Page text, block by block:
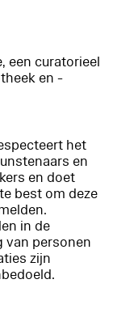
een curatorieel
en -
het
en
en doet
best om deze
in de
van personen
zijn